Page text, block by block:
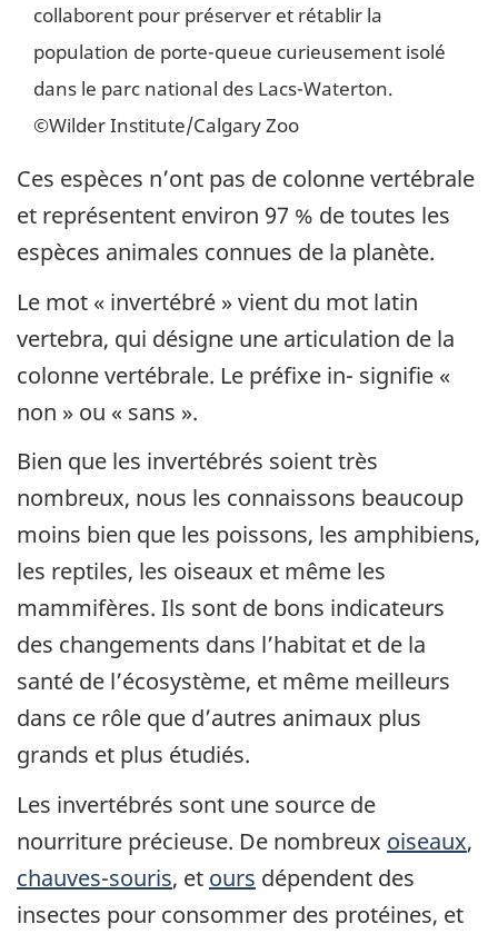
collaborent pour préserver et rétablir la
population de porte-queue curieusement isolé
dans le parc national des Lacs-Waterton.
©Wilder Institute/Calgary Zoo
Ces espèces n’ont pas de colonne vertébrale
et représentent environ 97 % de toutes les
espèces animales connues de la planète.
Le mot « invertébré » vient du mot latin
vertebra, qui désigne une articulation de la
colonne vertébrale. Le préfixe in- signifie «
non » ou « sans ».
Bien que les invertébrés soient très
nombreux, nous les connaissons beaucoup
moins bien que les poissons, les amphibiens,
les reptiles, les oiseaux et même les
mammifères. Ils sont de bons indicateurs
des changements dans l’habitat et de la
santé de l’écosystème, et même meilleurs
dans ce rôle que d’autres animaux plus
grands et plus étudiés.
Les invertébrés sont une source de
nourriture précieuse. De nombreux oiseaux,
chauves-souris, et ours dépendent des
insectes pour consommer des protéines, et